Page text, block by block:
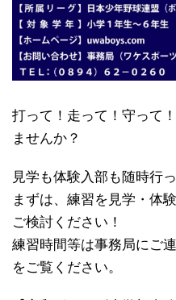
打って！走って！守って
ませんか？
見学も体験入部も随時行
まずは、練習を見学・体
ご検討ください！
練習時間等は事務局にご
をご覧ください。